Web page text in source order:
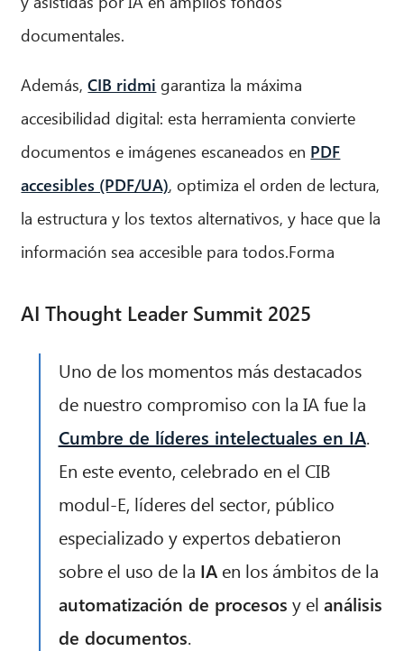
documentales.
Además,CIB ridmi garantiza la máxima
accesibilidad digital: esta herramienta convierte
documentos e imágenes escaneados en PDF
accesibles (PDF/UA), optimiza el orden de lectura,
la estructura y los textos alternativos, y hace que la
información sea accesible para todos.Forma
AI Thought Leader Summit 2025
Uno de los momentos más destacados
de nuestro compromiso con la IA fue la
Cumbre de líderes intelectuales en IA.
En este evento, celebrado en el CIB
modul-E, líderes del sector, público
especializado y expertos debatieron
sobre el uso de la IAen los ámbitos de la
automatización de procesos y el análisis
de documentos.
¡Hola! ¿Qué puedo hacer por ti?